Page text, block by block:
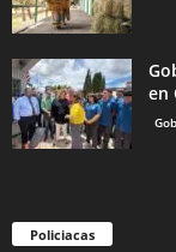
en
Policiacas